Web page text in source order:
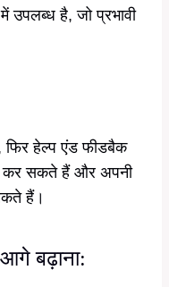
उपलब्ध है, जो प्रभावी
फिर हेल्प एंड फीडबैक
कर सकते हैं और अपनी
हैं।
बढ़ाना: